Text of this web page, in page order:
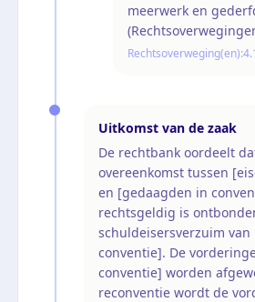
meerwerk en
Rechtsoverweging(en):
Uitkomst van de zaak
De rechtbank oordeelt
overeenkomst tussen
en [gedaagden in
rechtsgeldig is
schuldeisersverzuim van
conventie]. De
conventie] worden
reconventie wordt de